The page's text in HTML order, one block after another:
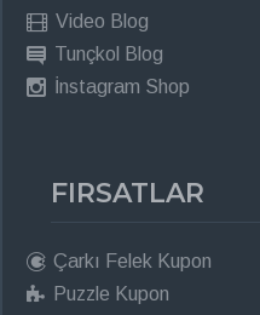
Video Blog
Tunçkol Blog
İnstagram Shop
FIRSATLAR
Çarkı Felek Kupon
Puzzle Kupon